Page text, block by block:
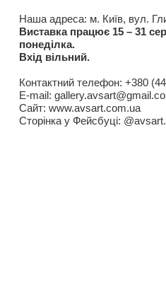
Наша адреса: м. Київ, вул.
Виставка працює 15 – 31
понеділка.
Вхід вільний.
Контактний телефон: +380
E-mail:
Сайт: www.avsart.com.ua
Сторінка у Фейсбуці: